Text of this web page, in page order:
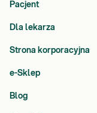
Pacjent
Dla lekarza
Strona korporacyjna
e-Sklep
Blog